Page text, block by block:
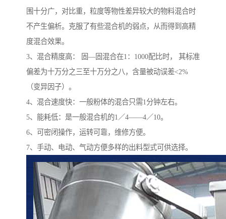
围十分广，对比重，粒度等物性差异较大的物料混合时
不产生偏析。克服了有些混合机的弱点，从而得到高精
度混合效果。
3、混合精度高： 固—固混合在1：1000配比时， 其标准
偏差为十万分之三至十万分之八，含量被动误差<2%
（变异因子）。
4、混合速度快：一般粉体的混合只需1分钟左右。
5、能耗低：是一般混合机的1／4——4／10。
6、可密闭操作，运转可靠，维修方便。
7、手动、电动、气动方便多样的出料型式可供选择。